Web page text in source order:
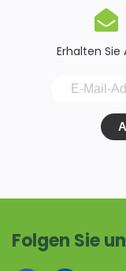
Erhalten
Folgen Sie